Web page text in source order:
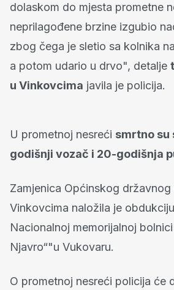
dolaskom do mjesta prometne
neprilagođene brzine izgubio
zbog čega je sletio sa kolnika
a potom udario u drvo", detalje
u Vinkovcima javila je policija.
U prometnoj nesreći smrtno su
godišnji vozač i 20-godišnja
Zamjenica Općinskog
Vinkovcima naložila je
Nacionalnoj memorijalnoj
Njavro“"u Vukovaru.
O prometnoj nesreći policija će